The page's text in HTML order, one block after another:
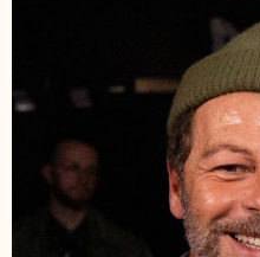
l'émission "La chanson
N.Aliagas et diffusée le
26 décembre sur TF1,
consacrée à Helena à
Paris le 10 Décembre
2025. Photo par
JACOVIDES-MOREAU /
BESTIMAGE